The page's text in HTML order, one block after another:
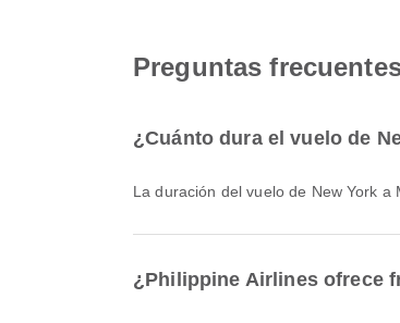
Preguntas
¿Cuánto dura el vuelo de
La duración del vuelo de New York
¿Philippine Airlines ofrece